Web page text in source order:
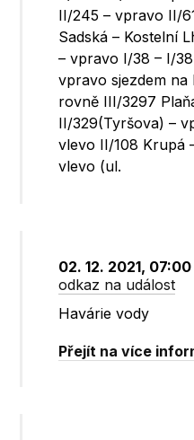
II/245 – vpravo II/
Sadská – Kostelní
– vpravo I/38 – I/
vpravo sjezdem na
rovně III/3297
II/329(Tyršova) –
vlevo II/108 Krupá
vlevo (ul.
02. 12. 2021,
odkaz na událost
Havárie vody
Přejít na více